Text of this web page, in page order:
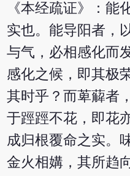
《本经疏证》：能
实也。能导阳者，
与气，必相感化而
感化之候，即其极
其时乎？而萆薢者
于踁踁不花，即花
成归根覆命之实。
金火相媾，其所趋